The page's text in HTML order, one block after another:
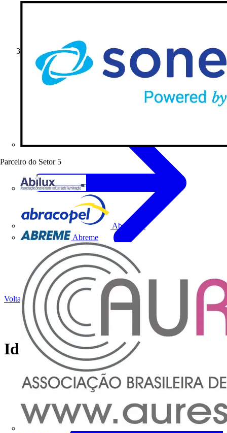
Parceiro do Setor 5
Abracopel
Abreme
Softwares
Voltar para Notícias
Identifácil Legrand